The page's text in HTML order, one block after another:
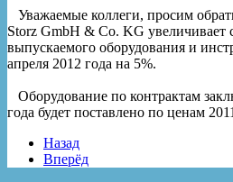
Уважаемые коллеги, просим
Storz GmbH & Co. KG увеличивает
выпускаемого оборудования и
апреля 2012 года на 5%.
Оборудование по контрактам
года будет поставлено по ценам
Назад
Вперёд